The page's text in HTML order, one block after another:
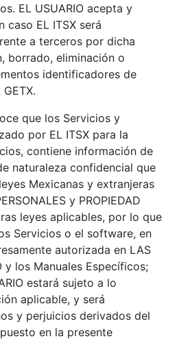
EL USUARIO acepta y
caso EL ITSX será
a terceros por dicha
borrado, eliminación o
identificadores de
que los Servicios y
por EL ITSX para la
contiene información de
naturaleza confidencial que
Mexicanas y extranjeras
y PROPIEDAD
leyes aplicables, por lo que
Servicios o el software, en
autorizada en LAS
y los Manuales Específicos;
estará sujeto a lo
aplicable, y será
y perjuicios derivados del
en la presente